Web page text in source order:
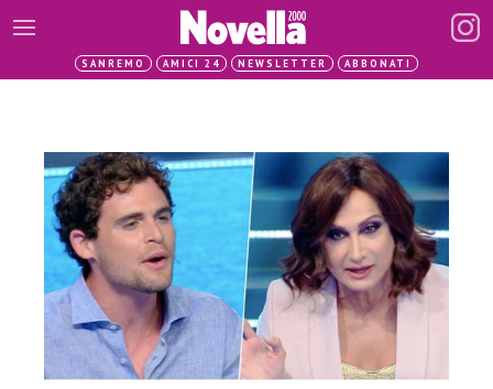
SANREMO AMICI 24 NEWSLETTER ABBONATI